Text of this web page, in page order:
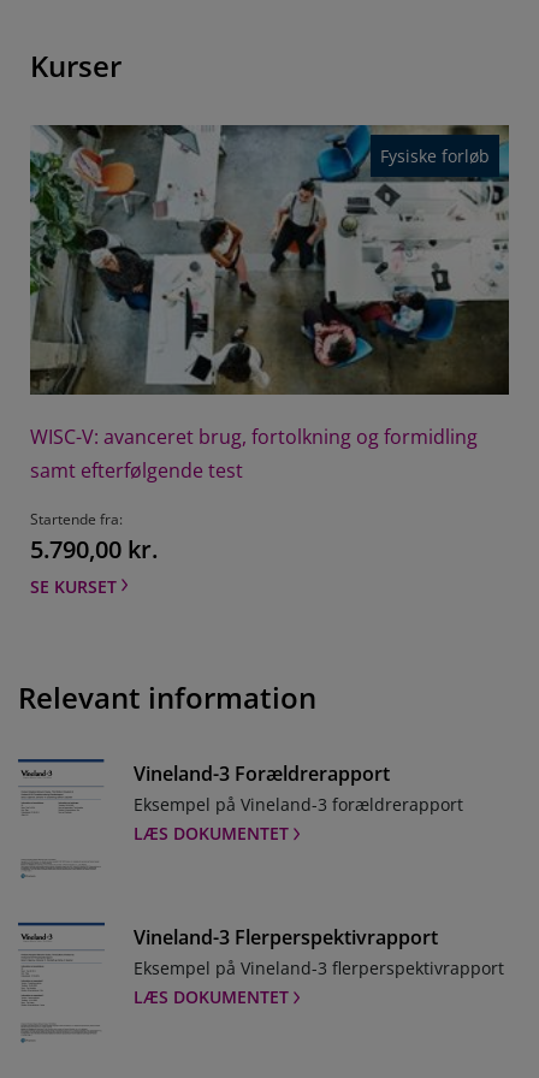
CELF-4
Test til vurdering af sproglige vanskeligheder.
LÆS OM TESTEN
BASC-3
Findes også digitalt på vores platform Q-global.
LÆS OM TESTEN
Sensory Profile Adolescent/Adult
børn og voksne.
Raven's 2
Findes også digitalt på vores platform Q-global.
BESS
Findes også digitalt på vores platform Q-global.
Kurser
WISC-V: avanceret brug, fortolkning og formidling
samt efterfølgende test
Startende fra
5.790,00 kr.
SE KURSET
Fysiske forløb
Relevant information
Vineland-3 Forældrerapport
Eksempel på Vineland-3 forældrerapport
LÆS DOKUMENTET
Vineland-3 Flerperspektivrapport
Eksempel på Vineland-3 flerperspektivrapport
LÆS DOKUMENTET